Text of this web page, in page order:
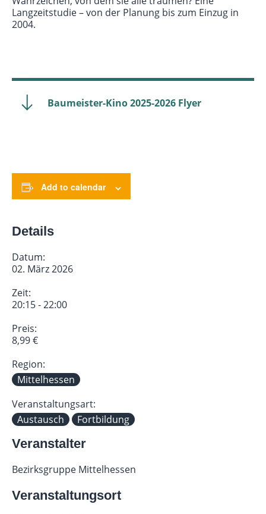
Langzeitstudie – von der Planung bis zum Einzug in
2004.
Baumeister-Kino 2025-2026 Flyer
Add to calendar
Details
Datum:
02. März 2026
Zeit:
20:15 - 22:00
Preis:
8,99 €
Region:
Mittelhessen
Veranstaltungsart:
Austausch
Fortbildung
Veranstalter
Bezirksgruppe Mittelhessen
Veranstaltungsort